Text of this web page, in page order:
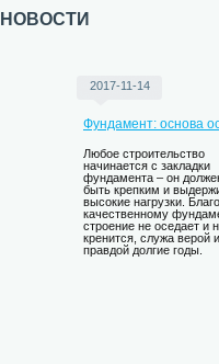
новости
2017-11-14
Фундамент: основа
Любое строительство
начинается с закладки
фундамента – он
быть крепким и
высокие нагрузки.
качественному
строение не оседает и
кренится, служа верой и
правдой долгие годы.